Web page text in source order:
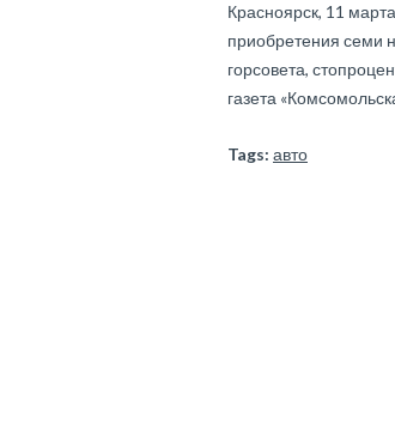
Красноярск, 11
приобретения семи
горсовета,
газета
Tags: авто